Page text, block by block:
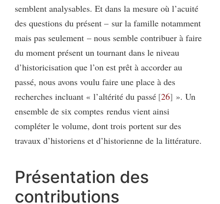
semblent analysables. Et dans la mesure où l’acuité
des questions du présent – sur la famille notamment
mais pas seulement – nous semble contribuer à faire
du moment présent un tournant dans le niveau
d’historicisation que l’on est prêt à accorder au
passé, nous avons voulu faire une place à des
recherches incluant « l’altérité du passé 26 ». Un
ensemble de six comptes rendus vient ainsi
compléter le volume, dont trois portent sur des
travaux d’historiens et d’historienne de la littérature.
Présentation des
contributions